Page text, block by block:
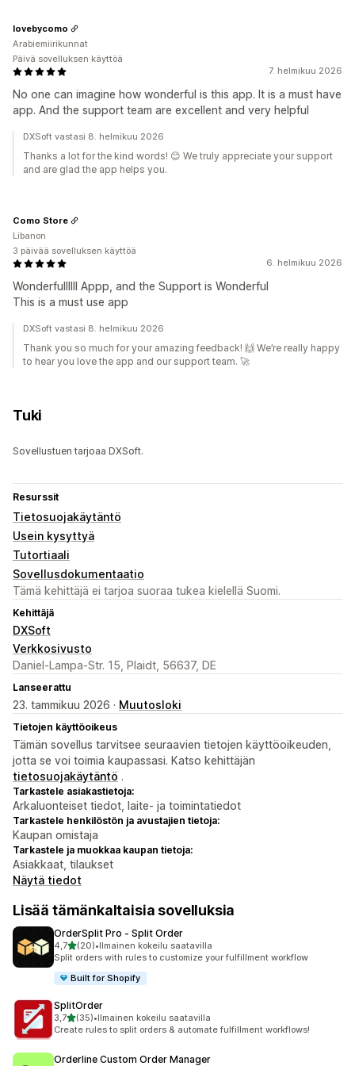
7. helmikuu 2026
No one can imagine how wonderful is this app. It is a must have
app. And the support team are excellent and very helpful
lovebycomo
Arabiemiirikunnat
Päivä sovelluksen käyttöä
DXSoft vastasi 8. helmikuu 2026
Thanks a lot for the kind words! 😊 We truly appreciate your support
and are glad the app helps you.
6. helmikuu 2026
Wonderfullllll Appp, and the Support is Wonderful
This is a must use app
Como Store
Libanon
3 päivää sovelluksen käyttöä
DXSoft vastasi 8. helmikuu 2026
Thank you so much for your amazing feedback! 🙌 We’re really happy
to hear you love the app and our support team. 🚀
Tuki
Sovellustuen tarjoaa DXSoft.
Resurssit
Tietosuojakäytäntö
Usein kysyttyä
Tutortiaali
Sovellusdokumentaatio
Tämä kehittäjä ei tarjoa suoraa tukea kielellä Suomi.
Kehittäjä
DXSoft
Verkkosivusto
Daniel-Lampa-Str. 15, Plaidt, 56637, DE
Lanseerattu
23. tammikuu 2026 · Muutosloki
Tietojen käyttöoikeus
Tämän sovellus tarvitsee seuraavien tietojen käyttöoikeuden,
jotta se voi toimia kaupassasi. Katso kehittäjän
tietosuojakäytäntö .
Tarkastele asiakastietoja:
Arkaluonteiset tiedot, laite- ja toimintatiedot
Tarkastele henkilöstön ja avustajien tietoja:
Kaupan omistaja
Tarkastele ja muokkaa kaupan tietoja:
Asiakkaat, tilaukset
Näytä tiedot
Lisää tämänkaltaisia sovelluksia
OrderSplit Pro ‑ Split Order
4,7/ 5 tähteä
(20)
20 arvostelua yhteensä
•Ilmainen kokeilu saatavilla
Split orders with rules to customize your fulfillment workflow
Built for Shopify
SplitOrder
3,7/ 5 tähteä
(35)
35 arvostelua yhteensä
•Ilmainen kokeilu saatavilla
Create rules to split orders & automate fulfillment workflows!
Orderline Custom Order Manager